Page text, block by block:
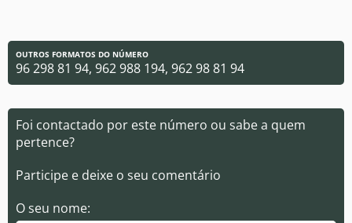
OUTROS FORMATOS DO NÚMERO
96 298 81 94, 962 988 194, 962 98 81 94
Foi contactado por este número ou sabe a quem
pertence?
Participe e deixe o seu comentário
O seu nome: